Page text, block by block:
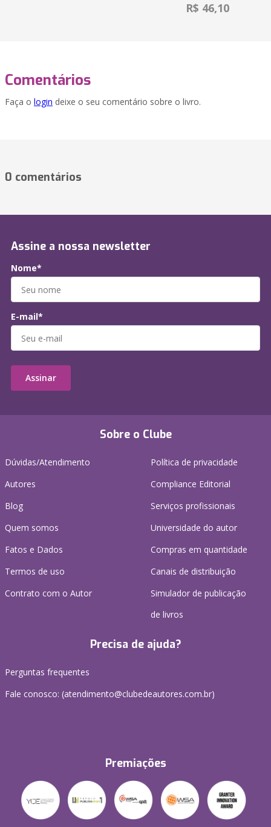
R$ 46,10
Comentários
Faça o login deixe o seu comentário sobre o livro.
0 comentários
Sobre o Clube
Dúvidas/Atendimento
Autores
Blog
Quem somos
Fatos e Dados
Termos de uso
Contrato com o Autor
Política de privacidade
Compliance Editorial
Serviços profissionais
Universidade do autor
Compras em quantidade
Canais de distribuição
Simulador de publicação
de livros
Precisa de ajuda?
Perguntas frequentes
Fale conosco: (atendimento@clubedeautores.com.br)
Premiações
Assine a nossa newsletter
Nome*
E-mail*
Assinar